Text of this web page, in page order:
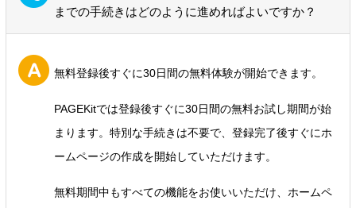
までの手続きはどのように進めればよいですか？
無料登録後すぐに30日間の無料体験が開始できます。
PAGEKitでは登録後すぐに30日間の無料お試し期間が始
まります。特別な手続きは不要で、登録完了後すぐにホ
ームページの作成を開始していただけます。
無料期間中もすべての機能をお使いいただけ、ホームペ